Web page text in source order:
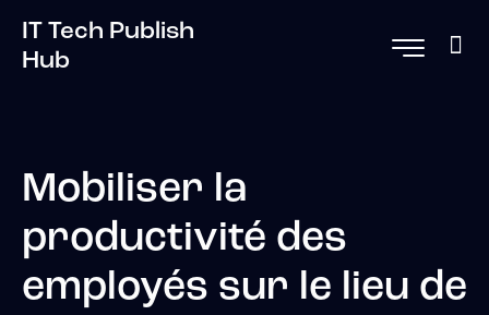
IT Tech Publish
Hub
Mobiliser la
productivité des
employés sur le lieu de